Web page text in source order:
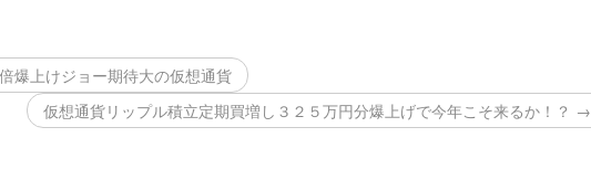
爆上けジョー期待大の仮想通貨
仮想通貨リップル積立定期買増し３２５万円分爆上げで今年こそ来るか！？ →